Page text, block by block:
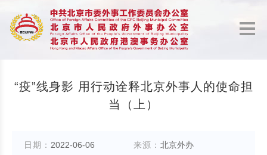
“疫”线身影 用行动诠释北京外事人的使命担
当（上）
日期： 2022-06-06 来源： 北京外办